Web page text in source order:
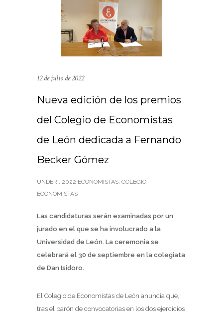
12 de julio de 2022
Nueva edición de los premios
del Colegio de Economistas
de León dedicada a Fernando
Becker Gómez
UNDER : 2022 ECONOMISTAS, COLEGIO
ECONOMISTAS
Las candidaturas serán examinadas por un
jurado en el que se ha involucrado a la
Universidad de León. La ceremonia se
celebrará el 30 de septiembre en la colegiata
de Dan Isidoro.
El Colegio de Economistas de León anuncia que,
tras el parón de convocatorias en los dos ejercicios